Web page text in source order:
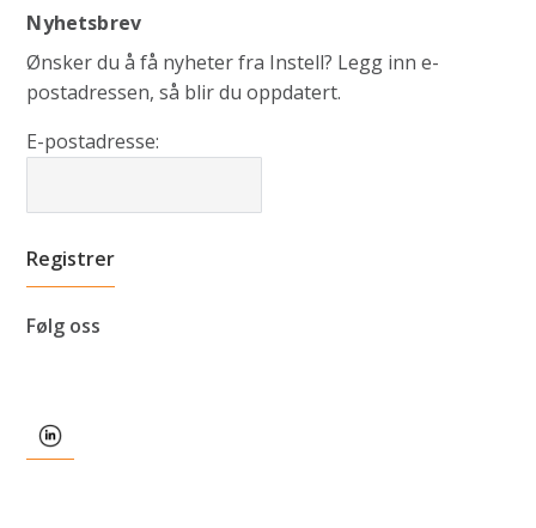
Nyhetsbrev
Ønsker du å få nyheter fra Instell? Legg inn e-
postadressen, så blir du oppdatert.
E-postadresse:
Følg oss